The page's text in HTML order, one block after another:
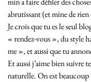
abrutissant (et mine de rien
Je crois que tu es le seul
« rendez-vous », du style
me », et aussi que tu
Et aussi j’aime bien suivre
naturelle. On est beaucoup